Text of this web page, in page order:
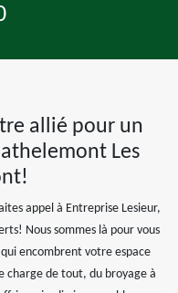
allié pour un
Les
appel à Entreprise Lesieur,
Nous sommes là pour vous
encombrent votre espace
charge de tout, du broyage à